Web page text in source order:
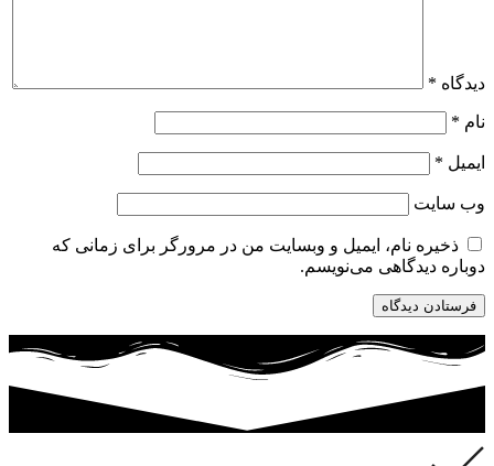
دیدگاه *
نام *
ایمیل *
وب‌ سایت
ذخیره نام، ایمیل و وبسایت من در مرورگر برای زمانی که
دوباره دیدگاهی می‌نویسم.